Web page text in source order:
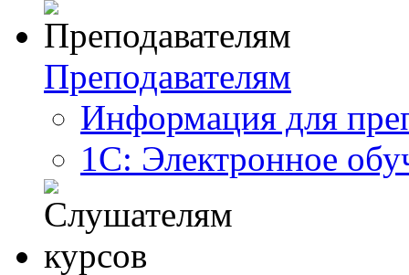
Преподавателям
Информация для
1С: Электронное